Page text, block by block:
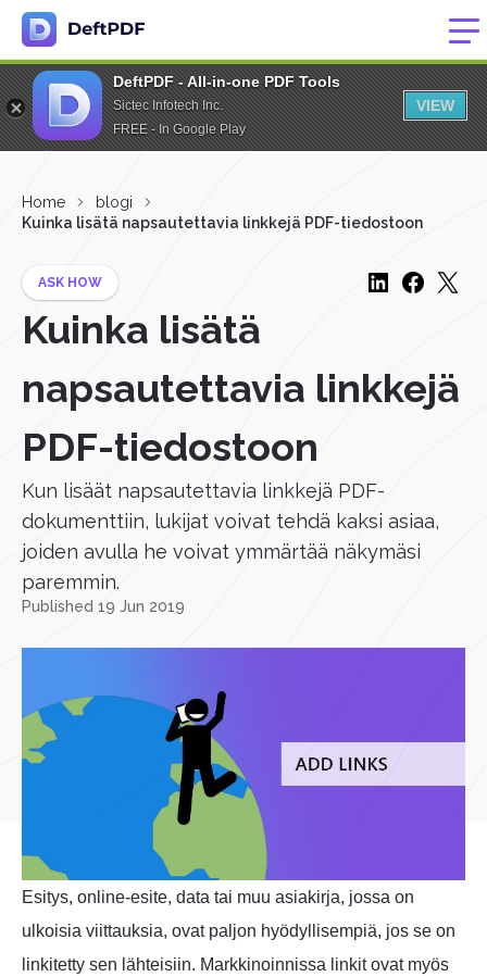
DeftPDF - All-in-one PDF Tools
Sictec Infotech Inc.
FREE - In Google Play
VIEW
Home
blogi
Kuinka lisätä napsautettavia linkkejä PDF-tiedostoon
ASK HOW
Kuinka lisätä
napsautettavia linkkejä
PDF-tiedostoon
Kun lisäät napsautettavia linkkejä PDF-
dokumenttiin, lukijat voivat tehdä kaksi asiaa,
joiden avulla he voivat ymmärtää näkymäsi
paremmin.
Published 19 Jun 2019
Esitys, online-esite, data tai muu asiakirja, jossa on
ulkoisia viittauksia, ovat paljon hyödyllisempiä, jos se on
linkitetty sen lähteisiin. Markkinoinnissa linkit ovat myös